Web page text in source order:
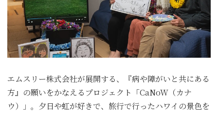
エムスリー株式会社が展開する、『病や障がいと共にある
方』の願いをかなえるプロジェクト「CaNoW（カナ
ウ）」。夕日や虹が好きで、旅行で行ったハワイの景色を